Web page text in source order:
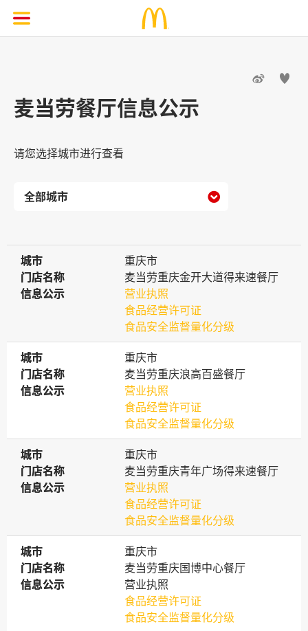
 
麦当劳餐厅信息公示
请您选择城市进行查看

城市
城市
重庆市
门店名称
门店名称
麦当劳重庆金开大道得来速餐厅
信息公示
信息公示
营业执照
食品经营许可证
食品安全监督量化分级
城市
城市
重庆市
门店名称
门店名称
麦当劳重庆浪高百盛餐厅
信息公示
信息公示
营业执照
食品经营许可证
食品安全监督量化分级
城市
城市
重庆市
门店名称
门店名称
麦当劳重庆青年广场得来速餐厅
信息公示
信息公示
营业执照
食品经营许可证
食品安全监督量化分级
城市
城市
重庆市
门店名称
门店名称
麦当劳重庆国博中心餐厅
信息公示
信息公示
营业执照
食品经营许可证
食品安全监督量化分级